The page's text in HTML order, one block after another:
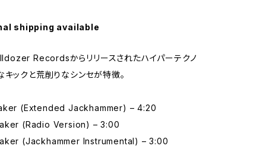
shipping available
Recordsからリリースされたハイパーテクノ
キックと荒削りなシンセが特徴。
(Extended Jackhammer) – 4:20
(Radio Version) – 3:00
(Jackhammer Instrumental) – 3:00